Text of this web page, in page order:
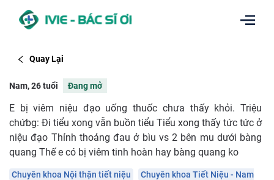
Quay Lại
Nam, 26 tuổi Đang mở
E bị viêm niệu đạo uống thuốc chưa thấy khỏi. Triệu
chứbg: Đi tiểu xong vẫn buồn tiểu Tiểu xong thấy tức tức ở
niệu đạo Thỉnh thoảng đau ở bìu vs 2 bên mu dưới bàng
quang Thế e có bị viêm tinh hoàn hay bàng quang ko
Chuyên khoa Nội thận tiết niệu
Chuyên khoa Tiết Niệu - Nam